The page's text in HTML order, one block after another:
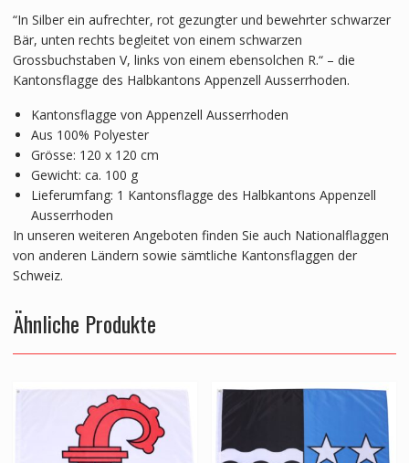
“In Silber ein aufrechter, rot gezungter und bewehrter schwarzer
Bär, unten rechts begleitet von einem schwarzen
Grossbuchstaben V, links von einem ebensolchen R.“ – die
Kantonsflagge des Halbkantons Appenzell Ausserrhoden.
Kantonsflagge von Appenzell Ausserrhoden
Aus 100% Polyester
Grösse: 120 x 120 cm
Gewicht: ca. 100 g
Lieferumfang: 1 Kantonsflagge des Halbkantons Appenzell
Ausserrhoden
In unseren weiteren Angeboten finden Sie auch Nationalflaggen
von anderen Ländern sowie sämtliche Kantonsflaggen der
Schweiz.
Ähnliche Produkte